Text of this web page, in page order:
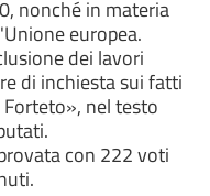
nonché in materia
europea.
dei lavori
di inchiesta sui fatti
nel testo
con 222 voti